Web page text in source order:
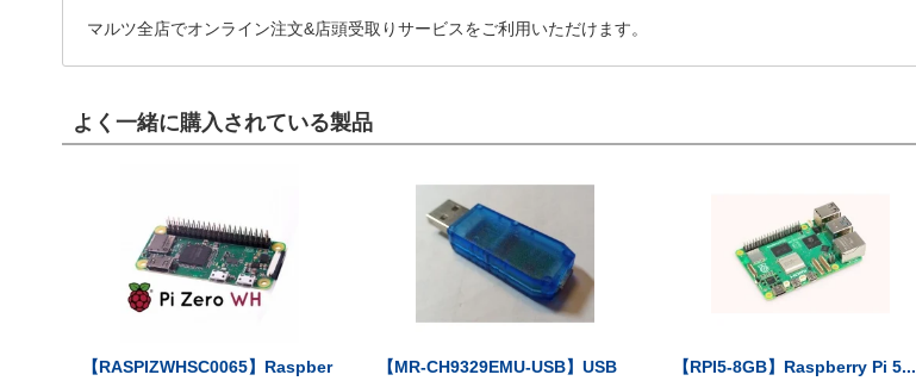
マルツ全店でオンライン注文&店頭受取りサービスをご利用いただけます。
よく一緒に購入されている製品
【RASPIZWHSC0065】Raspber
【MR-CH9329EMU-USB】USB
【RPI5-8GB】Raspberry Pi 5...